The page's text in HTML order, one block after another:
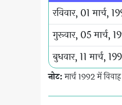
रविवार, 01 मार्च,
गुरूवार, 05 मार्च,
बुधवार, 11 मार्च,
नोट:मार्च 1992 में